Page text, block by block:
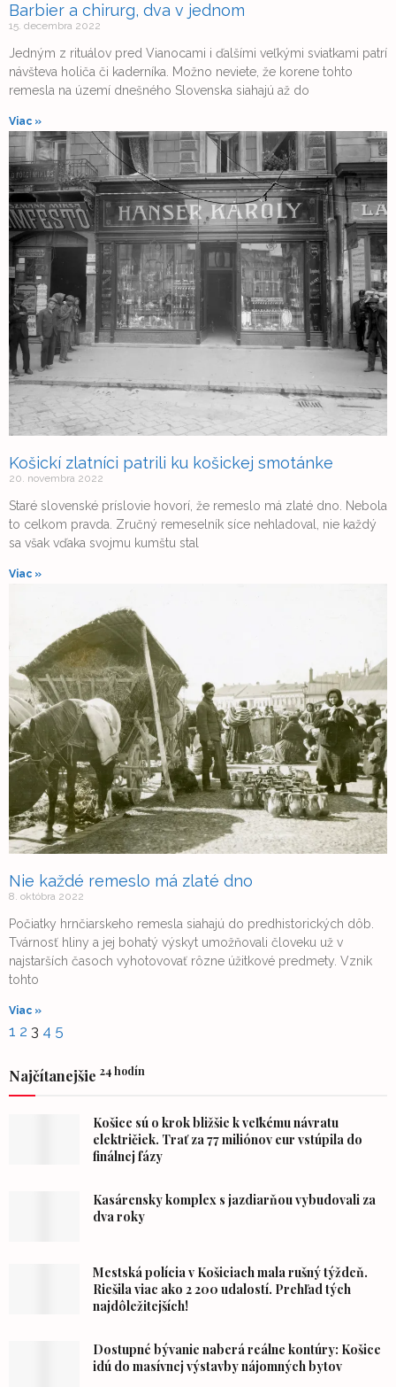
Barbier a chirurg, dva v jednom
15. decembra 2022
Jedným z rituálov pred Vianocami i ďalšími veľkými sviatkami patrí
návšteva holiča či kaderníka. Možno neviete, že korene tohto
remesla na území dnešného Slovenska siahajú až do
Viac »
Košickí zlatníci patrili ku košickej smotánke
20. novembra 2022
Staré slovenské príslovie hovorí, že remeslo má zlaté dno. Nebola
to celkom pravda. Zručný remeselník síce nehladoval, nie každý
sa však vďaka svojmu kumštu stal
Viac »
Nie každé remeslo má zlaté dno
8. októbra 2022
Počiatky hrnčiarskeho remesla siahajú do predhistorických dôb.
Tvárnosť hliny a jej bohatý výskyt umožňovali človeku už v
najstarších časoch vyhotovovať rôzne úžitkové predmety. Vznik
tohto
Viac »
1 2 3 4 5
Najčítanejšie 24 hodín
Košice sú o krok bližšie k veľkému návratu
električiek. Trať za 77 miliónov eur vstúpila do
finálnej fázy
Kasárensky komplex s jazdiarňou vybudovali za
dva roky
Mestská polícia v Košiciach mala rušný týždeň.
Riešila viac ako 2 200 udalostí. Prehľad tých
najdôležitejších!
Dostupné bývanie naberá reálne kontúry: Košice
idú do masívnej výstavby nájomných bytov